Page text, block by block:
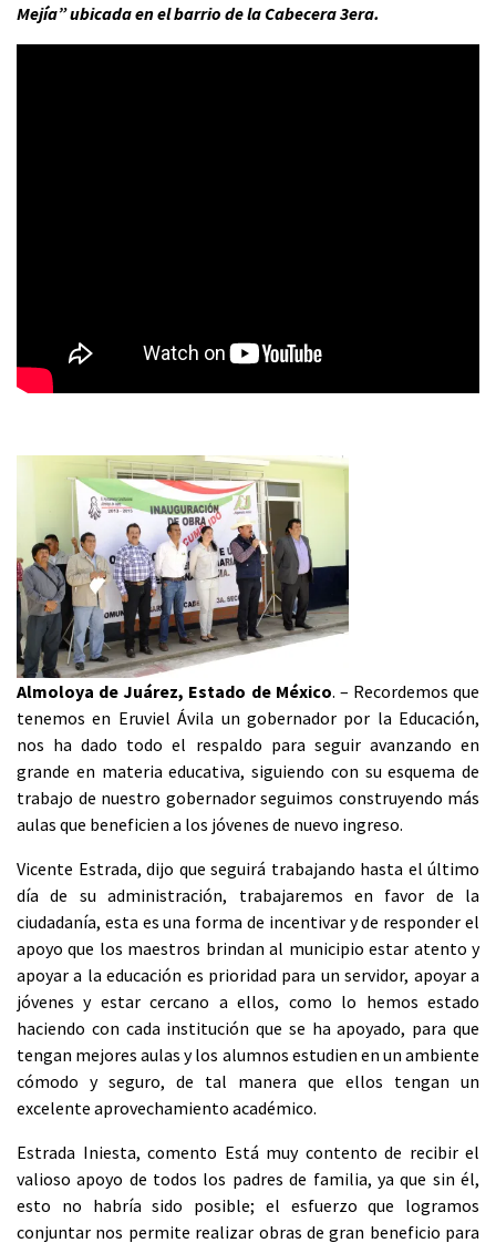
Mejía” ubicada en el barrio de la Cabecera 3era.
Almoloya de Juárez, Estado de México. – Recordemos que
tenemos en Eruviel Ávila un gobernador por la Educación,
nos ha dado todo el respaldo para seguir avanzando en
grande en materia educativa, siguiendo con su esquema de
trabajo de nuestro gobernador seguimos construyendo más
aulas que beneficien a los jóvenes de nuevo ingreso.
Vicente Estrada, dijo que seguirá trabajando hasta el último
día de su administración, trabajaremos en favor de la
ciudadanía, esta es una forma de incentivar y de responder el
apoyo que los maestros brindan al municipio estar atento y
apoyar a la educación es prioridad para un servidor, apoyar a
jóvenes y estar cercano a ellos, como lo hemos estado
haciendo con cada institución que se ha apoyado, para que
tengan mejores aulas y los alumnos estudien en un ambiente
cómodo y seguro, de tal manera que ellos tengan un
excelente aprovechamiento académico.
Estrada Iniesta, comento Está muy contento de recibir el
valioso apoyo de todos los padres de familia, ya que sin él,
esto no habría sido posible; el esfuerzo que logramos
conjuntar nos permite realizar obras de gran beneficio para